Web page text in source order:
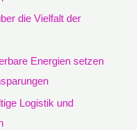
die Vielfalt der
Energien setzen
Logistik und